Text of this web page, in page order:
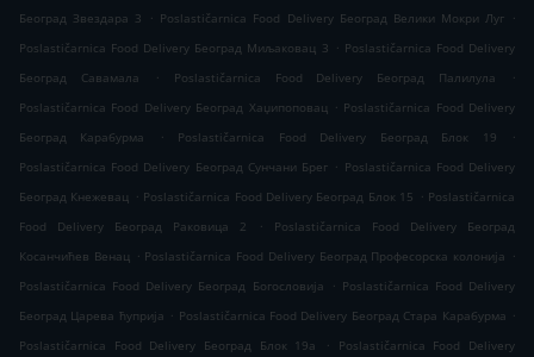
Београд Звездара 3
. Poslastičarnica Food Delivery Београд Велики Мокри Луг .
Poslastičarnica Food Delivery Београд Миљаковац 3 . Poslastičarnica Food Delivery
Београд Савамала
. Poslastičarnica Food Delivery Београд Палилула
.
Poslastičarnica Food Delivery Београд Хаџипоповац . Poslastičarnica Food Delivery
Београд Карабурма
. Poslastičarnica Food Delivery Београд Блок 19
.
Poslastičarnica Food Delivery Београд Сунчани Брег . Poslastičarnica Food Delivery
Београд Кнежевац . Poslastičarnica Food Delivery Београд Блок 15 . Poslastičarnica
Food Delivery Београд Раковица 2
.
Poslastičarnica Food Delivery Београд
Косанчићев Венац . Poslastičarnica Food Delivery Београд Професорска колонија .
Poslastičarnica Food Delivery Београд Богословија
. Poslastičarnica Food Delivery
Београд Царева ћуприја . Poslastičarnica Food Delivery Београд Стара Карабурма .
Poslastičarnica Food Delivery Београд Блок 19а
.
Poslastičarnica Food Delivery